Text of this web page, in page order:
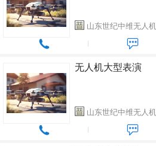
山东世纪中维无人
无人机大型表演
山东世纪中维无人